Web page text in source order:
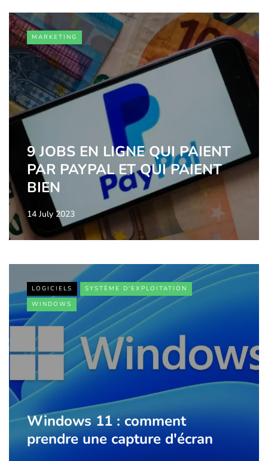
MARKETING
9 JOBS EN LIGNE QUI PAIENT
PAR PAYPAL ET QUI PAIENT
BIEN
14 July 2023
LOGICIELS
SYSTÈME D'EXPLOITATION
WINDOWS
Windows 11 : comment
prendre une capture d'écran